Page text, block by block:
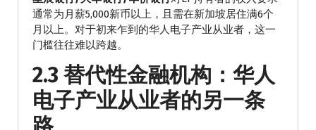
通常为月薪5,000新币以上，且需在新加坡居住满6个
月以上。对于初来乍到的华人电子产业从业者，这一
门槛往往难以跨越。
2.3 替代性金融机构：华人
电子产业从业者的另一条